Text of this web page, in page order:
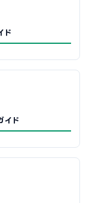
ド
イド